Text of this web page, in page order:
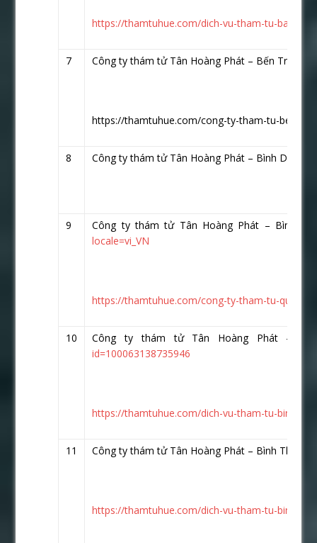
https://thamtuhue.com/dich-vu-tham-tu-bac-
7 Công ty thám tử Tân Hoàng Phát – Bến Tre
https://thamtuhue.com/cong-ty-tham-tu-ben-
8 Công ty thám tử Tân Hoàng Phát – Bình Dương
9
Công ty thám tử Tân Hoàng Phát – Bình
locale=vi_VN
https://thamtuhue.com/cong-ty-tham-tu-quy-
10
Công ty thám tử Tân Hoàng Phát –
id=100063138735946
https://thamtuhue.com/dich-vu-tham-tu-binh-
11 Công ty thám tử Tân Hoàng Phát – Bình Thuận:
https://thamtuhue.com/dich-vu-tham-tu-binh-